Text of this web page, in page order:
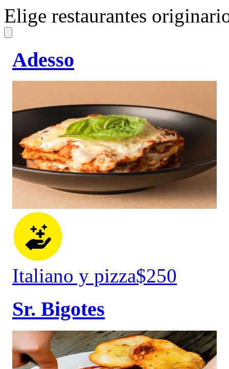
Elige restaurantes
Adesso
Italiano y pizza$250
Sr. Bigotes